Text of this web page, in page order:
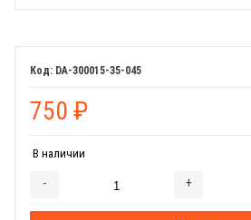
DA-300015-35-045
750 ₽
В наличии
- +